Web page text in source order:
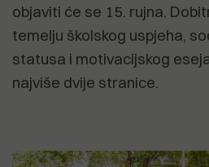
objaviti će se 15. rujna.
temelju školskog uspjeha,
statusa i motivacijskog
najviše dvije stranice.